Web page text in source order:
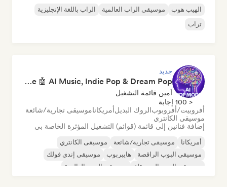
الهيب هوب موسيقى الراب العالمية
الراب باللغة الإنجليزية
تراب
جديد
Pop Machine Mode 🤖 AI Music, Indie Pop & Dream Pop
أمين قائمة التشغيل
< 100 إجابة
أفروبيت/أفروبوبالروك البديلأمريكاناموسيقى تجارية/شائعة
موسيقى الكانتري
إضافة فنانين إلى قائمة (قوائم) التشغيل المؤثرة الخاصة بي
أمريكانا موسيقى تجارية/شائعة
موسيقى الكانتري
موسيقى البوب الراقصة
هايبربوب
موسيقى إندي فولك
موسيقى البوب المستقلة
موسيقى البوب العالمية